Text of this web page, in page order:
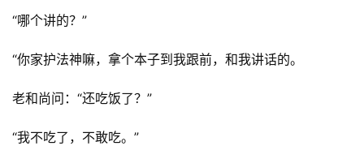
“哪个讲的？”
“你家护法神嘛，拿个本子到我跟前，和我讲话的。
老和尚问：“还吃饭了？”
“我不吃了，不敢吃。”